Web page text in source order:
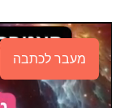
מעבר לכתבה